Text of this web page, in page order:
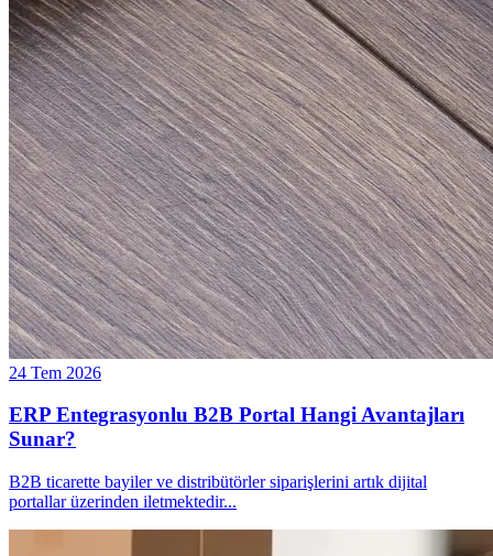
24 Tem 2026
ERP Entegrasyonlu B2B Portal Hangi Avantajları
Sunar?
B2B ticarette bayiler ve distribütörler siparişlerini artık dijital
portallar üzerinden iletmektedir...